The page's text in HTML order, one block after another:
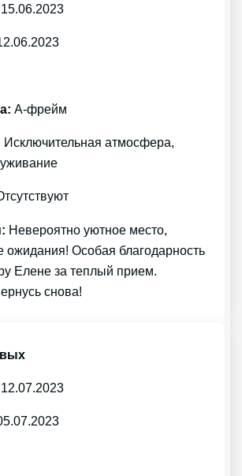
15.06.2023
А-фрейм
Исключительная атмосфера,
Невероятно уютное место,
ожидания! Особая благодарность
Елене за теплый прием.
снова!
12.07.2023